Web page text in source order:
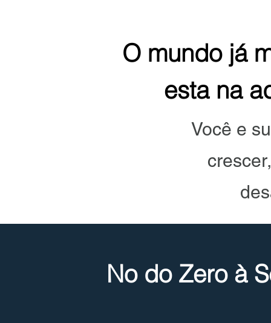
O mundo já
esta na
Você e
No do Zero à